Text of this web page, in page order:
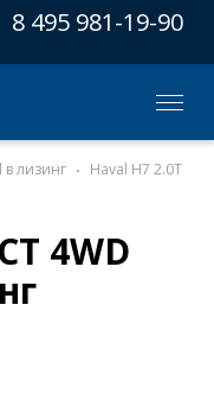
8 495 981-19-90
в лизинг
Haval H7 2.0T
4WD